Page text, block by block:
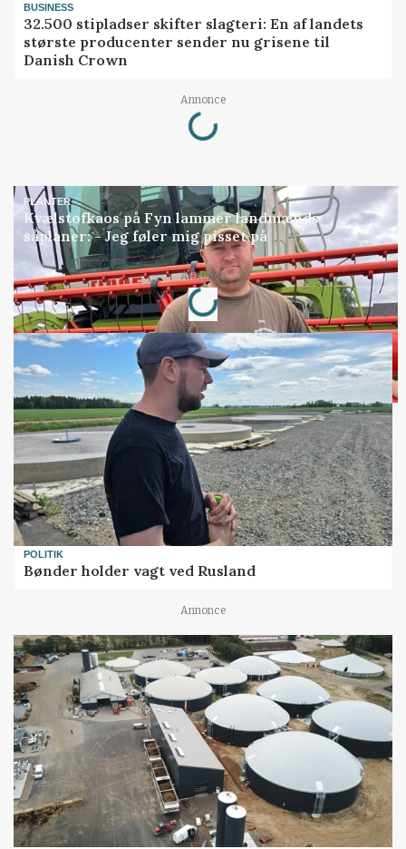
BUSINESS
32.500 stipladser skifter slagteri: En af landets
største producenter sender nu grisene til
Danish Crown
Annonce
Loading...
PLANTER
Kvælstofkaos på Fyn lammer landmænds
såplaner: - Jeg føler mig pisset på
Annonce
Loading...
POLITIK
Bønder holder vagt ved Rusland
Annonce